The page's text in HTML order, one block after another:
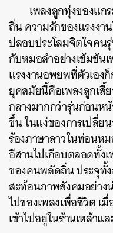
เพลงลูกทุ่งของแก
ถิ่น ความรักของแรงงา
ปลอบประโลมจิตใจค
กับหมอลำอย่างเข้มข้น
แรงงานอพยพที่ตัวเอง
ยุคสมัยนี้คือเพลงลูกเสี้
กลางมากกว่ารุ่นก่อนห
ขึ้น ในแง่ของการเปลี่ย
ร้องภาษาลาวในท่อนห
อีสานไปเกือบตลอดทั้ง
ของคนพลัดถิ่น ประจุทั้ง
สะท้อนภาพสังคมอย่าง
ไปของเพลงเพื่อชีวิต เ
เข้าไปอยู่ในร้านเหล้าแ